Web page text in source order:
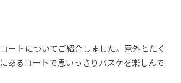
ートについてご紹介しました。意外とたく
あるコートで思いっきりバスケを楽しんで